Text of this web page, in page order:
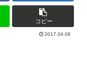
コピー
2017.04.08